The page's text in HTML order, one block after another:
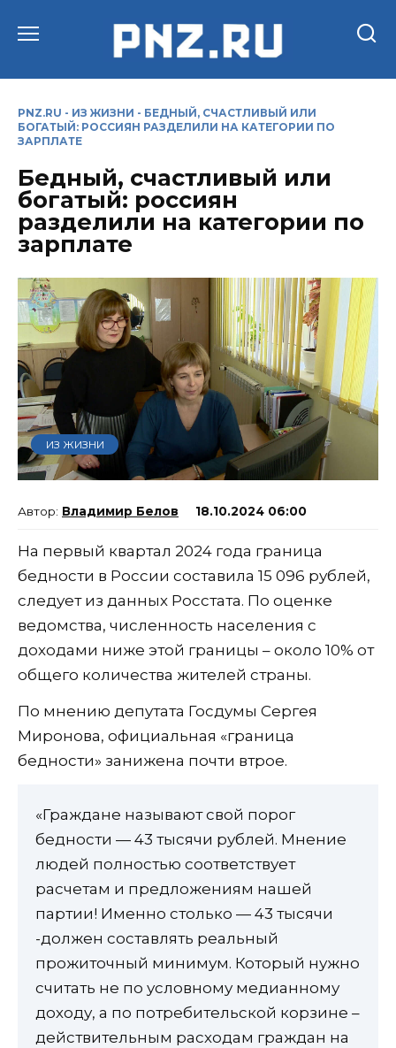
PNZ.RU - ИЗ ЖИЗНИ - БЕДНЫЙ, СЧАСТЛИВЫЙ ИЛИ
БОГАТЫЙ: РОССИЯН РАЗДЕЛИЛИ НА КАТЕГОРИИ ПО
ЗАРПЛАТЕ
Бедный, счастливый или
богатый: россиян
разделили на категории по
зарплате
ИЗ ЖИЗНИ
Владимир Белов 18.10.2024 06:00
На первый квартал 2024 года граница
бедности в России составила 15 096 рублей,
следует из данных Росстата. По оценке
ведомства, численность населения с
доходами ниже этой границы – около 10% от
общего количества жителей страны.
По мнению депутата Госдумы Сергея
Миронова, официальная «граница
бедности» занижена почти втрое.
«Граждане называют свой порог
бедности — 43 тысячи рублей. Мнение
людей полностью соответствует
расчетам и предложениям нашей
партии! Именно столько — 43 тысячи
-должен составлять реальный
прожиточный минимум. Который нужно
считать не по условному медианному
доходу, а по потребительской корзине –
действительным расходам граждан на